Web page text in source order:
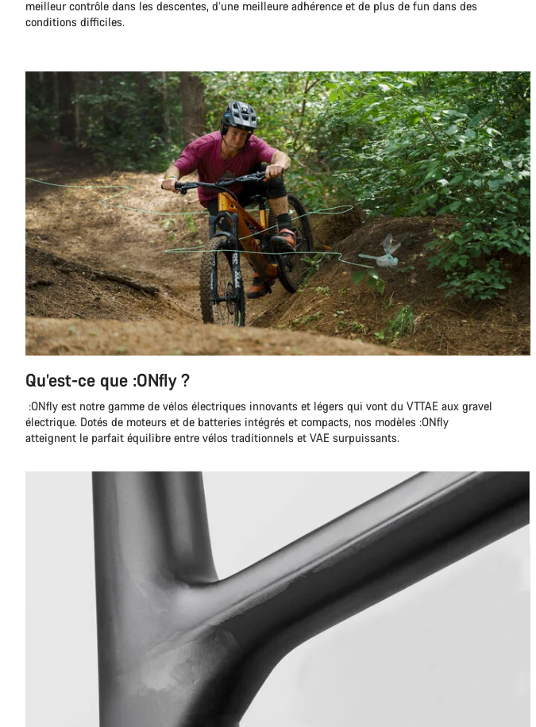
meilleur contrôle dans les descentes, d’une meilleure adhérence et de plus de fun dans des
conditions difficiles.
Qu’est-ce que :ONfly ?
:ONfly est notre gamme de vélos électriques innovants et légers qui vont du VTTAE aux gravel
électrique. Dotés de moteurs et de batteries intégrés et compacts, nos modèles :ONfly
atteignent le parfait équilibre entre vélos traditionnels et VAE surpuissants.